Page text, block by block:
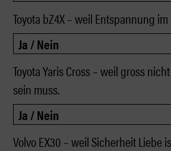
Toyota bZ4X – weil Entspannung
Toyota Yaris Cross – weil gross
sein muss.
Volvo EX30 – weil Sicherheit Liebe